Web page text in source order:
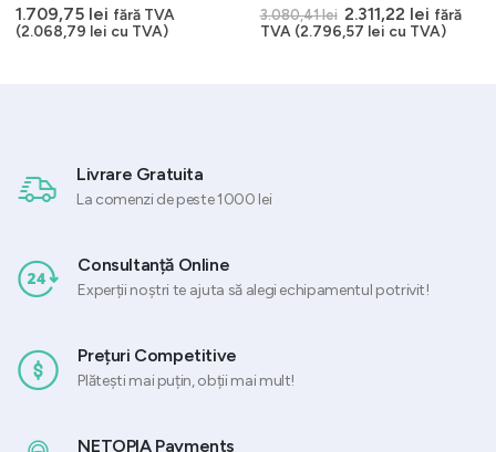
0 out of 5
1.709,75 lei fără TVA
(2.068,79 lei cu TVA)
0 out of 5
3.080,41lei Prețul
inițial
a
2.311,22 lei Prețul
curent
fără
TVA (2.796,57 lei cu TVA)
Livrare Gratuita
La comenzi de peste 1000 lei
Consultanță Online
Experții noștri te ajuta să alegi echipamentul potrivit!
Prețuri Competitive
Plătești mai puțin, obții mai mult!
NETOPIA Payments